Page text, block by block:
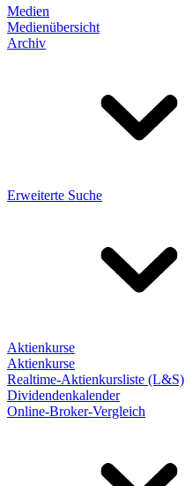
Medien
Medienübersicht
Archiv
Erweiterte Suche
Aktienkurse
Aktienkurse
Realtime-Aktienkursliste (L&S)
Dividendenkalender
Online-Broker-Vergleich